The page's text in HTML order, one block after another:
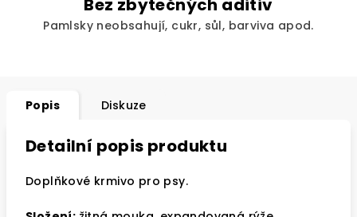
Bez zbytečných aditiv
Pamlsky neobsahují, cukr, sůl, barviva apod.
Popis Diskuze
Detailní popis produktu
Doplňkové krmivo pro psy.